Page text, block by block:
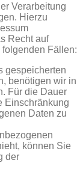
Verarbeitung
Hierzu
Recht auf
Fällen:
gespeicherten
benötigen wir in
Für die Dauer
Einschränkung
Daten zu
können Sie
der